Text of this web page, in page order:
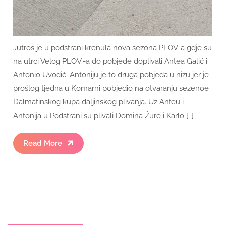
Jutros je u podstrani krenula nova sezona PLOV-a gdje su
na utrci Velog PLOV.-a do pobjede doplivali Antea Galić i
Antonio Uvodić. Antoniju je to druga pobjeda u nizu jer je
prošlog tjedna u Komarni pobjedio na otvaranju sezenoe
Dalmatinskog kupa daljinskog plivanja. Uz Anteu i
Antonija u Podstrani su plivali Domina Žure i Karlo […]
Read More
Read
More